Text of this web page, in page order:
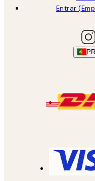
Entrar